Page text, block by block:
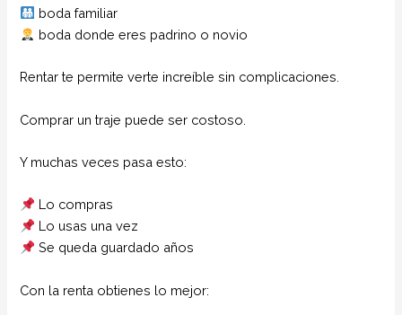
boda familiar
boda donde eres padrino o novio
Rentar te permite verte increíble sin complicaciones.
Comprar un traje puede ser costoso.
Y muchas veces pasa esto:
Lo compras
Lo usas una vez
Se queda guardado años
Con la renta obtienes lo mejor: